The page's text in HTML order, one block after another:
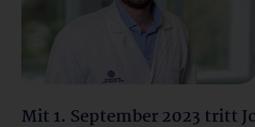
Mit 1. September 2023 tritt